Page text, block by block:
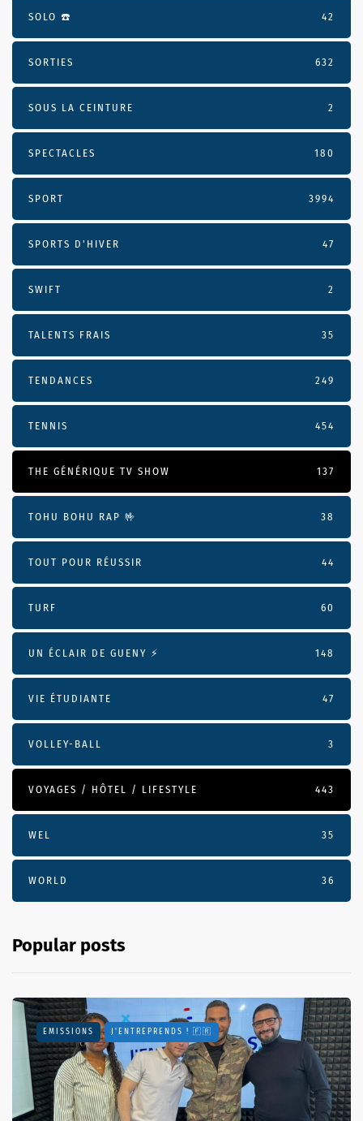
SOLO ☎️ 42
SORTIES 632
SOUS LA CEINTURE 2
SPECTACLES 180
SPORT 3994
SPORTS D'HIVER 47
SWIFT 2
TALENTS FRAIS 35
TENDANCES 249
TENNIS 454
THE GÉNÉRIQUE TV SHOW 137
TOHU BOHU RAP 🤟 38
TOUT POUR RÉUSSIR 44
TURF 60
UN ÉCLAIR DE GUENY ⚡️ 148
VIE ÉTUDIANTE 47
VOLLEY-BALL 3
VOYAGES / HÔTEL / LIFESTYLE 443
WEL 35
WORLD 36
Popular posts
EMISSIONS J'ENTREPRENDS ! 🇫🇷